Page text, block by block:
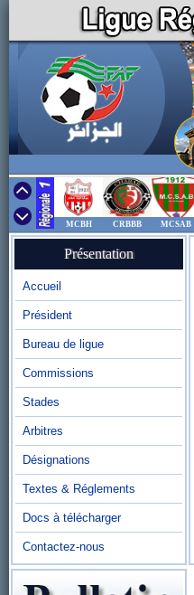
MCBH CRBBB MCSAB
Présentation
Accueil
Président
Bureau de ligue
Commissions
Stades
Arbitres
Désignations
Textes & Réglements
Docs à télécharger
Contactez-nous